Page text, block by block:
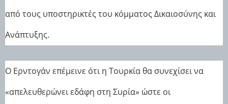
από τους υποστηρικτές του κόμματος Δικαιοσύνης και
Ανάπτυξης.
Ο Ερντογάν επέμεινε ότι η Τουρκία θα συνεχίσει να
«απελευθερώνει εδάφη στη Συρία» ώστε οι